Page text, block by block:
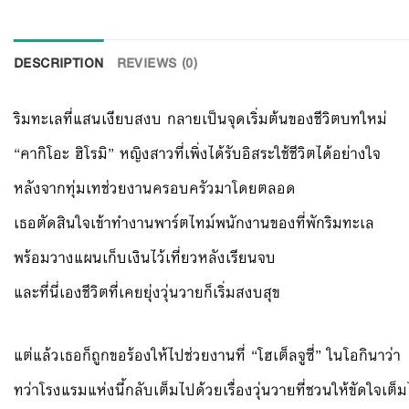
DESCRIPTION REVIEWS (0)
ริมทะเลที่แสนเงียบสงบ กลายเป็นจุดเริ่มต้นของชีวิตบทใหม่
“คากิโอะ ฮิโรมิ” หญิงสาวที่เพิ่งได้รับอิสระใช้ชีวิตได้อย่างใจ
หลังจากทุ่มเทช่วยงานครอบครัวมาโดยตลอด
เธอตัดสินใจเข้าทำงานพาร์ตไทม์พนักงานของที่พักริมทะเล
พร้อมวางแผนเก็บเงินไว้เที่ยวหลังเรียนจบ
และที่นี่เองชีวิตที่เคยยุ่งวุ่นวายก็เริ่มสงบสุข
แต่แล้วเธอก็ถูกขอร้องให้ไปช่วยงานที่ “โฮเต็ลจูซี่” ในโอกินาว่า
ทว่าโรงแรมแห่งนี้กลับเต็มไปด้วยเรื่องวุ่นวายที่ชวนให้ขัดใจเต็